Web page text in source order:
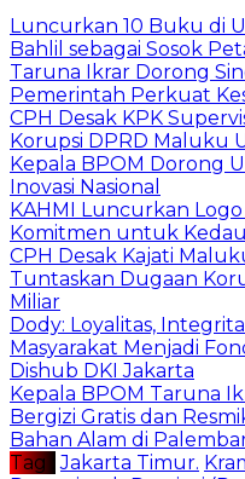
Luncurkan 10 Buku di
Bahlil sebagai Sosok
Taruna Ikrar Dorong
Pemerintah Perkuat
CPH Desak KPK
Korupsi DPRD Maluku
Kepala BPOM Dorong
Inovasi Nasional
KAHMI Luncurkan
Komitmen untuk
CPH Desak Kajati
Tuntaskan Dugaan
Miliar
Dody: Loyalitas,
Masyarakat Menjadi
Dishub DKI Jakarta
Kepala BPOM Taruna
Bergizi Gratis dan
Bahan Alam di
Tag :
Jakarta Timur.